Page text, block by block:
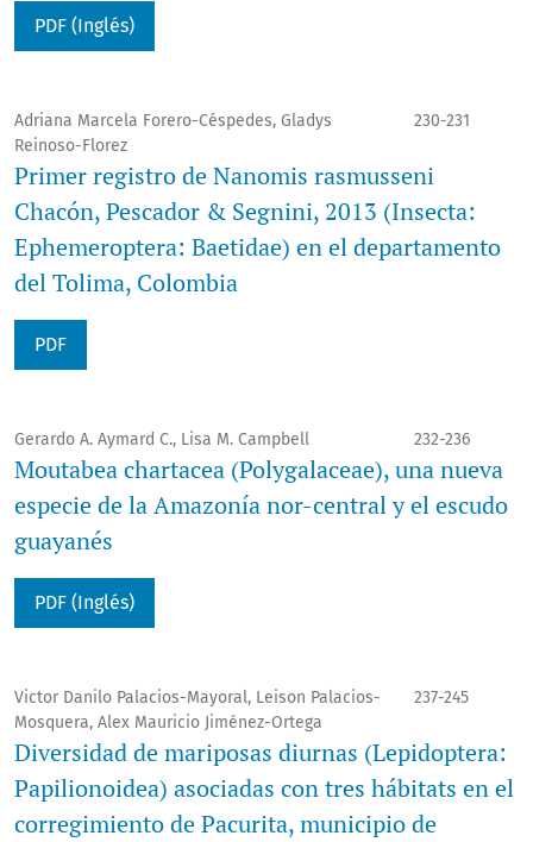
PDF (Inglés)
Adriana Marcela Forero-Céspedes, Gladys
Reinoso-Florez
230-231
Primer registro de Nanomis rasmusseni
Chacón, Pescador & Segnini, 2013 (Insecta:
Ephemeroptera: Baetidae) en el departamento
del Tolima, Colombia
PDF
Gerardo A. Aymard C., Lisa M. Campbell 232-236
Moutabea chartacea (Polygalaceae), una nueva
especie de la Amazonía nor-central y el escudo
guayanés
PDF (Inglés)
Victor Danilo Palacios-Mayoral, Leison Palacios-
Mosquera, Alex Mauricio Jiménez-Ortega
237-245
Diversidad de mariposas diurnas (Lepidoptera:
Papilionoidea) asociadas con tres hábitats en el
corregimiento de Pacurita, municipio de